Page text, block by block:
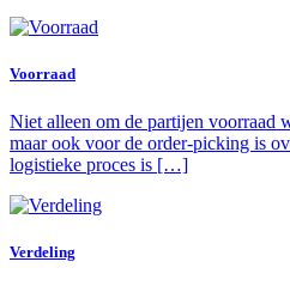
Voorraad
Niet alleen om de partijen voorraad
maar ook voor de order-picking is
logistieke proces is […]
Verdeling